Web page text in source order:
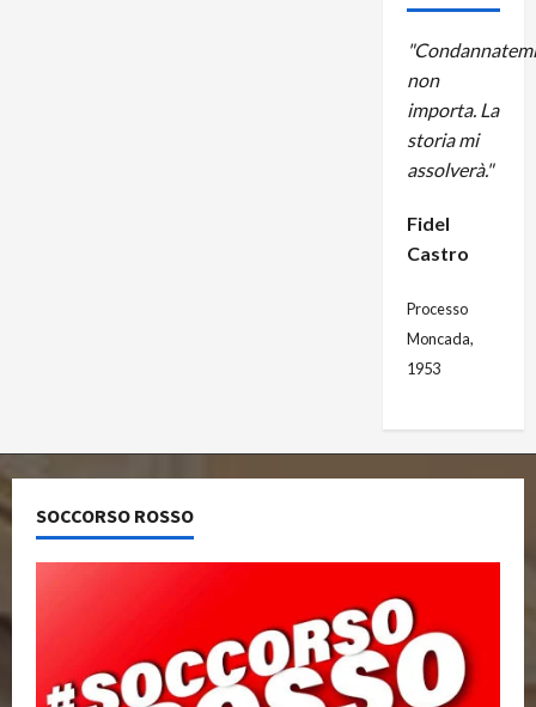
non
importa. La
storia mi
assolverà."
Fidel
Castro
Processo
Moncada,
1953
SOCCORSO ROSSO